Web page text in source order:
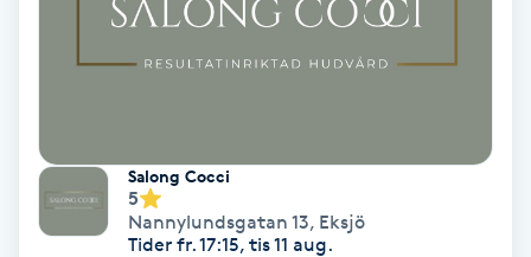
Fotmassage
Fotvård
Fransar
Salong Cocci
5
Nannylundsgatan 13, Eksjö
Tider fr. 17:15, tis 11 aug.